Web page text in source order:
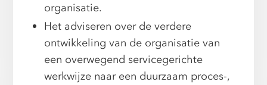
organisatie.
Het adviseren over de verdere
ontwikkeling van de organisatie van
een overwegend servicegerichte
werkwijze naar een duurzaam proces-,